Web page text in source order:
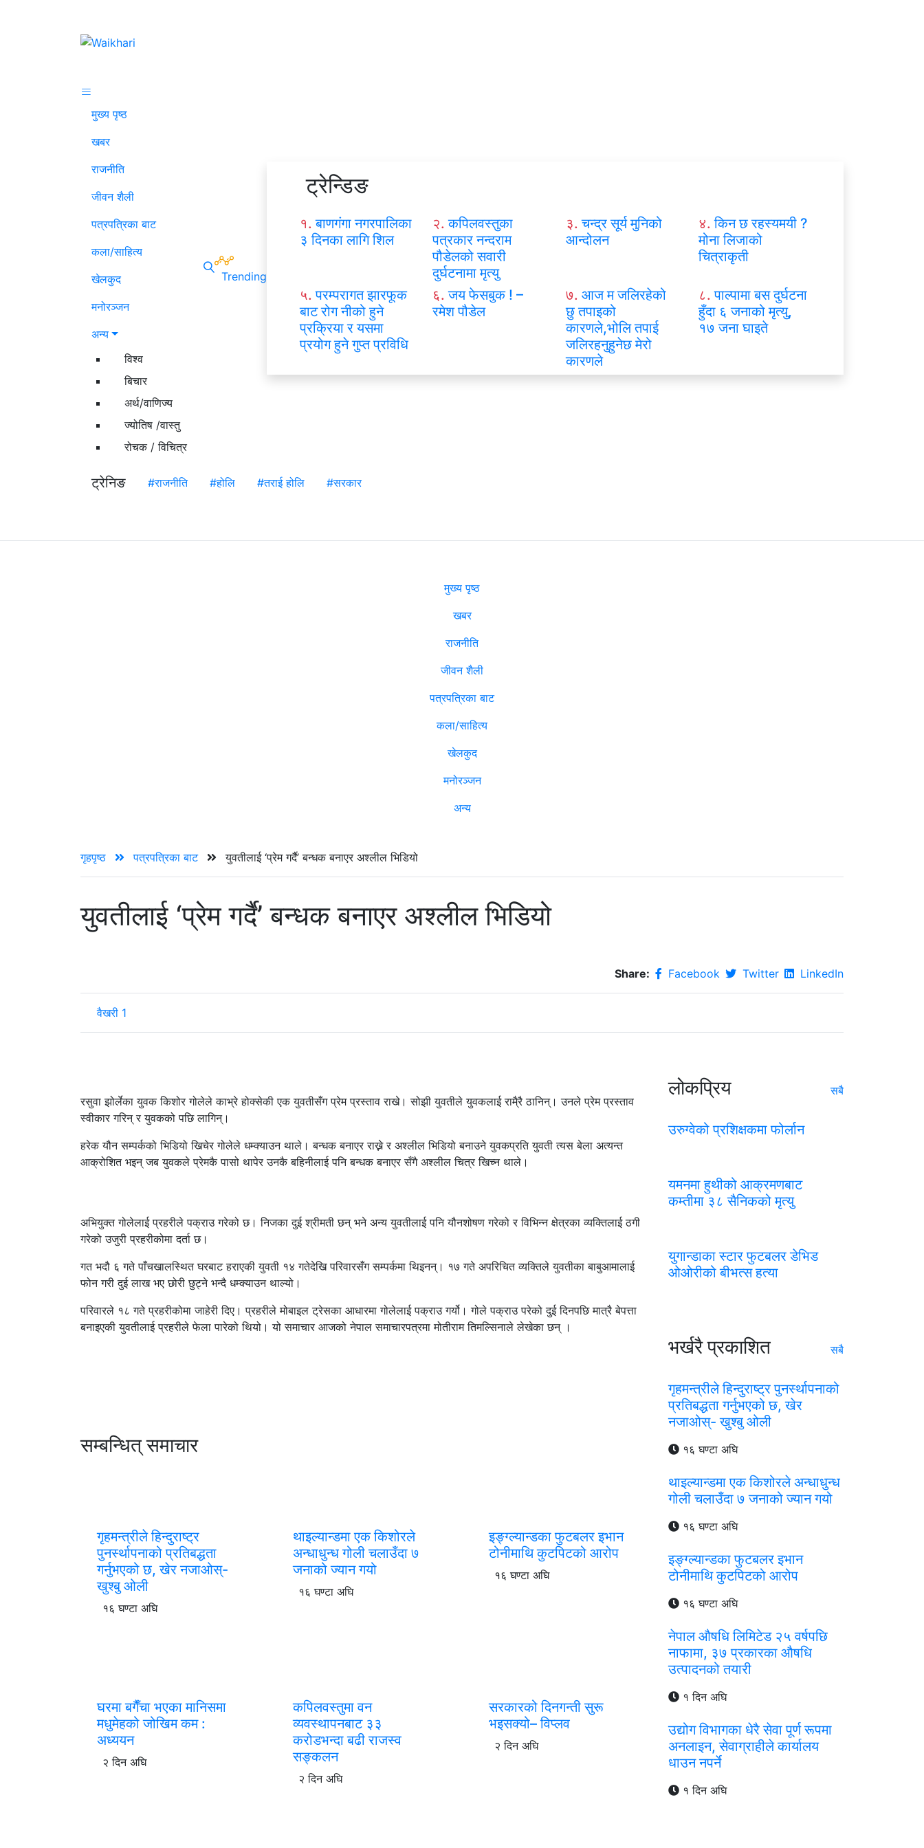
मुख्य पृष्ठ
खबर
राजनीति
जीवन शैली
पत्रपत्रिका बाट
कला/साहित्य
खेलकुद
मनोरञ्जन
अन्य
विश्व
बिचार
अर्थ/वाणिज्य
ज्योतिष /वास्तु
रोचक / विचित्र
Trending
ट्रेन्डिङ
१. बाणगंगा नगरपालिका
३ दिनका लागि शिल
२. कपिलवस्तुका
पत्रकार नन्दराम
पौडेलको सवारी
दुर्घटनामा मृत्यु
३. चन्द्र सूर्य मुनिको
आन्दोलन
४. किन छ रहस्यमयी ?
मोना लिजाको
चित्राकृती
५. परम्परागत झारफूक
बाट रोग नीको हुने
प्रक्रिया र यसमा
प्रयोग हुने गुप्त प्रविधि
६. जय फेसबुक ! –
रमेश पौडेल
७. आज म जलिरहेको
छु तपाइको
कारणले,भोलि तपाई
जलिरहनुहुनेछ मेरो
कारणले
८. पाल्पामा बस दुर्घटना
हुँदा ६ जनाको मृत्यु,
१७ जना घाइते
ट्रेनिङ #राजनीति #होलि #तराई होलि #सरकार
मुख्य पृष्ठ
खबर
राजनीति
जीवन शैली
पत्रपत्रिका बाट
कला/साहित्य
खेलकुद
मनोरञ्जन
अन्य
गृहपृष्ठ पत्रपत्रिका बाट युवतीलाई ‘प्रेम गर्दै’ बन्धक बनाएर अश्लील भिडियो
युवतीलाई ‘प्रेम गर्दै’ बन्धक बनाएर अश्लील भिडियो
Share: Facebook Twitter LinkedIn
वैखरी 1
रसुवा झोर्लेका युवक किशोर गोलेले काभ्रे होक्सेकी एक युवतीसँग प्रेम प्रस्ताव राखे। सोझी युवतीले युवकलाई रामै्रै ठानिन्। उनले प्रेम प्रस्ताव
स्वीकार गरिन् र युवकको पछि लागिन्।
हरेक यौन सम्पर्कको भिडियो खिचेर गोलेले धम्क्याउन थाले। बन्धक बनाएर राख्ने र अश्लील भिडियो बनाउने युवकप्रति युवती त्यस बेला अत्यन्त
आक्रोशित भइन् जब युवकले प्रेमकै पासो थापेर उनकै बहिनीलाई पनि बन्धक बनाएर सँगै अश्लील चित्र खिच्न थाले।
अभियुक्त गोलेलाई प्रहरीले पक्राउ गरेको छ। निजका दुई श्रीमती छन् भने अन्य युवतीलाई पनि यौनशोषण गरेको र विभिन्न क्षेत्रका व्यक्तिलाई ठगी
गरेको उजुरी प्रहरीकोमा दर्ता छ।
गत भदौ ६ गते पाँचखालस्थित घरबाट हराएकी युवती १४ गतेदेखि परिवारसँग सम्पर्कमा थिइनन्। १७ गते अपरिचित व्यक्तिले युवतीका बाबुआमालाई
फोन गरी दुई लाख भए छोरी छुट्ने भन्दै धम्क्याउन थाल्यो।
परिवारले १८ गते प्रहरीकोमा जाहेरी दिए। प्रहरीले मोबाइल ट्रेसका आधारमा गोलेलाई पक्राउ गर्यो। गोले पक्राउ परेको दुई दिनपछि मात्रै बेपत्ता
बनाइएकी युवतीलाई प्रहरीले फेला पारेको थियो। यो समाचार आजको नेपाल समाचारपत्रमा मोतीराम तिमल्सिनाले लेखेका छन् ।
सम्बन्धित् समाचार
गृहमन्त्रीले हिन्दुराष्ट्र
पुनर्स्थापनाको प्रतिबद्धता
गर्नुभएको छ, खेर नजाओस्-
खुश्बु ओली
१६ घण्टा अघि
थाइल्यान्डमा एक किशोरले
अन्धाधुन्ध गोली चलाउँदा ७
जनाको ज्यान गयो
१६ घण्टा अघि
इङ्ग्ल्यान्डका फुटबलर इभान
टोनीमाथि कुटपिटको आरोप
१६ घण्टा अघि
घरमा बगैँचा भएका मानिसमा
मधुमेहको जोखिम कम :
अध्ययन
२ दिन अघि
कपिलवस्तुमा वन
व्यवस्थापनबाट ३३
करोडभन्दा बढी राजस्व
सङ्कलन
२ दिन अघि
सरकारको दिनगन्ती सुरू
भइसक्यो– विप्लव
२ दिन अघि
लोकप्रिय सबै
उरुग्वेको प्रशिक्षकमा फोर्लान
यमनमा हुथीको आक्रमणबाट
कम्तीमा ३८ सैनिकको मृत्यु
युगान्डाका स्टार फुटबलर डेभिड
ओओरीको बीभत्स हत्या
भर्खरै प्रकाशित सबै
गृहमन्त्रीले हिन्दुराष्ट्र पुनर्स्थापनाको
प्रतिबद्धता गर्नुभएको छ, खेर
नजाओस्- खुश्बु ओली
१६ घण्टा अघि
थाइल्यान्डमा एक किशोरले अन्धाधुन्ध
गोली चलाउँदा ७ जनाको ज्यान गयो
१६ घण्टा अघि
इङ्ग्ल्यान्डका फुटबलर इभान
टोनीमाथि कुटपिटको आरोप
१६ घण्टा अघि
नेपाल औषधि लिमिटेड २५ वर्षपछि
नाफामा, ३७ प्रकारका औषधि
उत्पादनको तयारी
१ दिन अघि
उद्योग विभागका धेरै सेवा पूर्ण रूपमा
अनलाइन, सेवाग्राहीले कार्यालय
धाउन नपर्ने
१ दिन अघि